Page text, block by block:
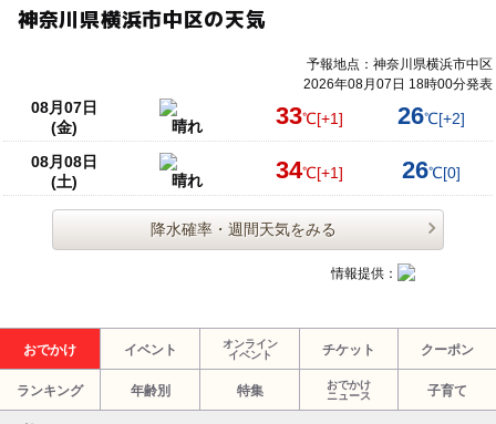
神奈川県横浜市中区の天気
予報地点：神奈川県横浜市中区
2026年08月07日 18時00分発表
08月07日
(金)
晴れ 33℃[+1] 26℃[+2]
08月08日
(土)
晴れ 34℃[+1] 26℃[0]
降水確率・週間天気をみる
情報提供：
おでかけ イベント
オンライン
イベント
チケット クーポン
ランキング 年齢別 特集
おでかけ
ニュース
子育て